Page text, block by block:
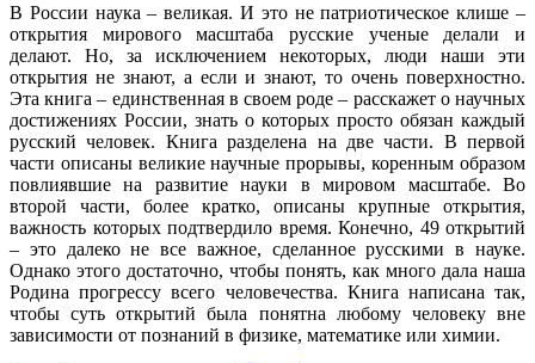
В России наука – великая. И это не патриотическое клише –
открытия мирового масштаба русские ученые делали и
делают. Но, за исключением некоторых, люди наши эти
открытия не знают, а если и знают, то очень поверхностно.
Эта книга – единственная в своем роде – расскажет о научных
достижениях России, знать о которых просто обязан каждый
русский человек. Книга разделена на две части. В первой
части описаны великие научные прорывы, коренным образом
повлиявшие на развитие науки в мировом масштабе. Во
второй части, более кратко, описаны крупные открытия,
важность которых подтвердило время. Конечно, 49 открытий
– это далеко не все важное, сделанное русскими в науке.
Однако этого достаточно, чтобы понять, как много дала наша
Родина прогрессу всего человечества. Книга написана так,
чтобы суть открытий была понятна любому человеку вне
зависимости от познаний в физике, математике или химии.